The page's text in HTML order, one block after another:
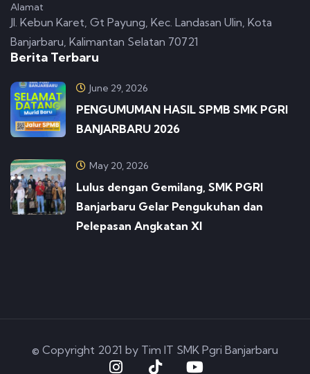
Alamat
Jl. Kebun Karet, Gt Payung, Kec. Landasan Ulin, Kota
Banjarbaru, Kalimantan Selatan 70721
Berita Terbaru
June 29, 2026
PENGUMUMAN HASIL SPMB SMK PGRI
BANJARBARU 2026
May 20, 2026
Lulus dengan Gemilang, SMK PGRI
Banjarbaru Gelar Pengukuhan dan
Pelepasan Angkatan XI
© Copyright 2021 by Tim IT SMK Pgri Banjarbaru